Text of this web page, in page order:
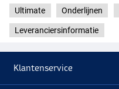
Ultimate Onderlijnen
Leveranciersinformatie
Klantenservice